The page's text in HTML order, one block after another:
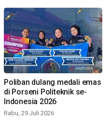
Poliban dulang medali emas
di Porseni Politeknik se-
Indonesia 2026
Rabu, 29 Juli 2026